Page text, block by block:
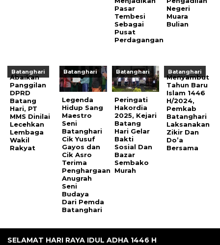
Pasar
Tembesi
Sebagai
Pusat
Perdagangan
Negeri
Muara
Bulian
Batanghari
Abaikan
Panggilan
DPRD
Batang
Hari, PT
MMS Dinilai
Lecehkan
Lembaga
Wakil
Rakyat
Batanghari
Legenda
Hidup Sang
Maestro
Seni
Batanghari
Cik Yusuf
Gayos dan
Cik Asro
Terima
Penghargaan
Anugrah
Seni
Budaya
Dari Pemda
Batanghari
Batanghari
Peringati
Hakordia
2025, Kejari
Batang
Hari Gelar
Bakti
Sosial Dan
Bazar
Sembako
Murah
Batanghari
Menyambut
Tahun Baru
Islam 1446
H/2024,
Pemkab
Batanghari
Laksanakan
Zikir Dan
Do’a
Bersama
SELAMAT HARI RAYA IDUL ADHA 1446 H